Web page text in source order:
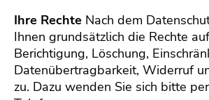
Ihre Rechte Nach dem
Ihnen grundsätzlich die Rechte
Berichtigung, Löschung,
Datenübertragbarkeit, Widerruf
zu. Dazu wenden Sie sich bitte